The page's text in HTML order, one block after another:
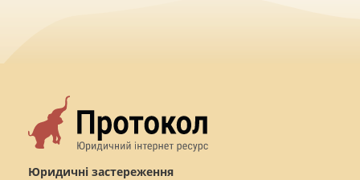
Юридичні застереження